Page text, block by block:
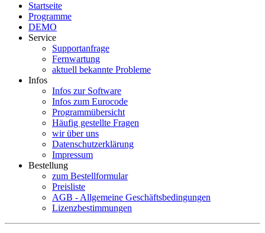
Startseite
Programme
DEMO
Service
Supportanfrage
Fernwartung
aktuell bekannte Probleme
Infos
Infos zur Software
Infos zum Eurocode
Programmübersicht
Häufig gestellte Fragen
wir über uns
Datenschutzerklärung
Impressum
Bestellung
zum Bestellformular
Preisliste
AGB - Allgemeine Geschäftsbedingungen
Lizenzbestimmungen